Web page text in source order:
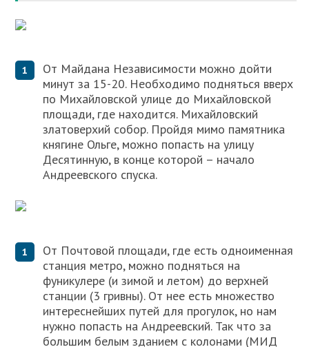
От Майдана Независимости можно дойти
минут за 15-20. Необходимо подняться вверх
по Михайловской улице до Михайловской
площади, где находится. Михайловский
златоверхий собор. Пройдя мимо памятника
княгине Ольге, можно попасть на улицу
Десятинную, в конце которой – начало
Андреевского спуска.
От Почтовой площади, где есть одноименная
станция метро, можно подняться на
фуникулере (и зимой и летом) до верхней
станции (3 гривны). От нее есть множество
интереснейших путей для прогулок, но нам
нужно попасть на Андреевский. Так что за
большим белым зданием с колонами (МИД